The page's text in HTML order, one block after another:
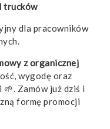
trucków
dla pracowników
z organicznej
wygodę oraz
Zamów już dziś i
formę promocji